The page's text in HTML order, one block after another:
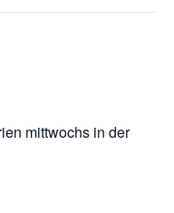
mittwochs in der